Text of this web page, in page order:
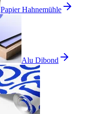
Papier Hahnemühle
Alu Dibond